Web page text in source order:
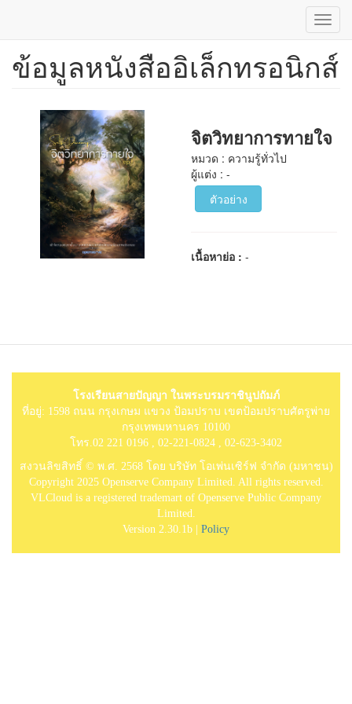
ข้าม
ข้อมูลหนังสืออิเล็กทรอนิกส์
จิตวิทยาการทายใจ
หมวด : ความรู้ทั่วไป
ผู้แต่ง : -
ตัวอย่าง
เนื้อหาย่อ :-
โรงเรียนสายปัญญา ในพระบรมราชินูปถัมภ์
ที่อยู่: 1598 ถนน กรุงเกษม แขวง ป้อมปราบ เขตป้อมปราบศัตรูพ่าย
กรุงเทพมหานคร 10100
โทร.02 221 0196 , 02-221-0824 , 02-623-3402
สงวนลิขสิทธิ์ © พ.ศ. 2568 โดย บริษัท โอเพ่นเซิร์ฟ จำกัด (มหาชน)
Copyright 2025 Openserve Company Limited. All rights reserved.
VLCloud is a registered trademart of Openserve Public Company
Limited.
Version 2.30.1b | Policy